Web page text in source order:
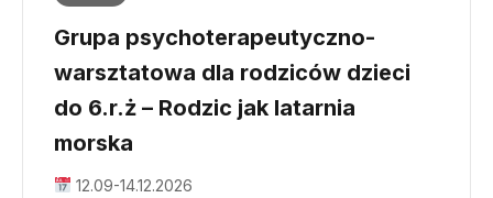
Grupa psychoterapeutyczno-
warsztatowa dla rodziców dzieci
do 6.r.ż – Rodzic jak latarnia
morska
12.09-14.12.2026